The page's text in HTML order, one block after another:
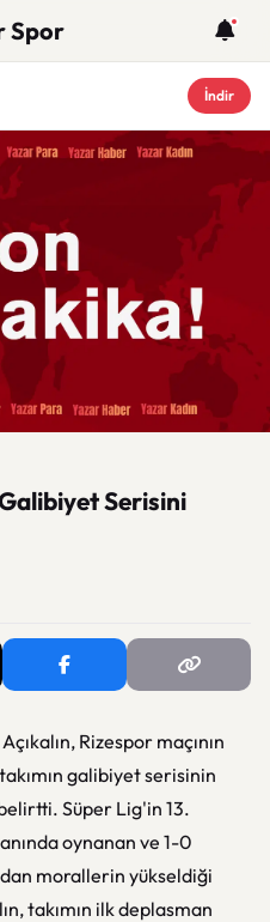
Spor
İndir
Serisini
Rizespor maçının
galibiyet serisinin
Süper Lig'in 13.
oynanan ve 1-0
morallerin yükseldiği
takımın ilk deplasman